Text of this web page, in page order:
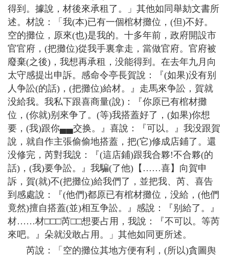
得到。據說，材後來承租了。」其他如同舉劾文書所
述。材說：「我(本)已有一個棺材攤位，(但)不好。
空的攤位，原來(也)是我的。十多年前，政府開設市
官官府，(把攤位)從我手裏拿走，當做官府。官府被
廢棄(之後)，我想再承租，没能得到。在去年九月向
太守感提出申訴。感命令亭長賀說：『(如果)没有别
人争訟(的話)，(把攤位)給材。』走馬來争訟，賀就
没給我。我私下跟喜商量(說)：『你原已有棺材攤
位，(你就)别來争了。(等)我搭蓋好了，(如果)你想
要，(我)跟你▄▄交换。』喜說：『可以。』我没跟賀
說，就自作主張偷偷地搭蓋，把(它)修成店鋪了。還
没修完，芮對我說：『(這店鋪)跟我合夥!不合夥(的
話)，(我)要争訟。』我騙(了他)【……喜】向賀申
訴，賀(就)不(把攤位)給我們了，並把我、芮、喜告
到感處說：『(他們)都原已有棺材攤位，没給，(他們
竟然)擅自搭蓋(並)相互争訟。』感說：『别給了。』
材……材□□□芮□□想要占用，我說：『不可以。等芮
來吧。』朵就没敢占用。」其他如同更所述。
芮說：「空的攤位其地方便有利，(所以)貪圖舆